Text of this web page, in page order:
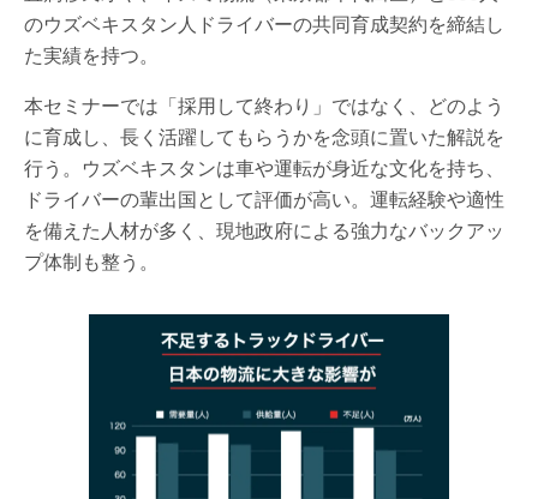
のウズベキスタン人ドライバーの共同育成契約を締結し
た実績を持つ。
本セミナーでは「採用して終わり」ではなく、どのよう
に育成し、長く活躍してもらうかを念頭に置いた解説を
行う。ウズベキスタンは車や運転が身近な文化を持ち、
ドライバーの輩出国として評価が高い。運転経験や適性
を備えた人材が多く、現地政府による強力なバックアッ
プ体制も整う。